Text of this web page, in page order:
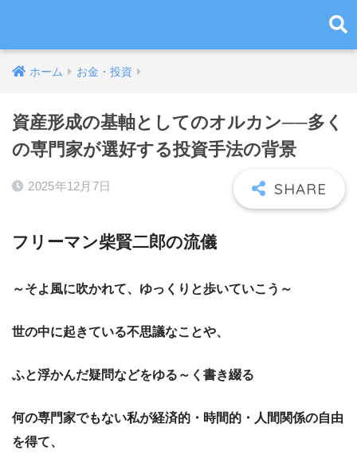
ホーム お金・投資
資産形成の基軸としてのオルカン──多く
の専門家が選好する投資手法の背景
2025年12月7日
フリーマン柴賢二郎の流儀
～そよ風に吹かれて、ゆっくりと歩いていこう～
世の中に起きている不思議なことや、
ふと浮かんだ疑問などをゆる～く書き綴る
何の専門家でもない私が経済的・時間的・人間関係の自由
を得て、